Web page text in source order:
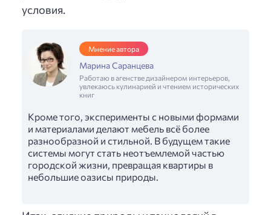
условия.
Мнение автора
Марина Саранцева
Работаю в агенстве дизайнером интерьеров,
увлекаюсь кулинарией и чтением исторических
книг
Кроме того, эксперименты с новыми формами
и материалами делают мебель всё более
разнообразной и стильной. В будущем такие
системы могут стать неотъемлемой частью
городской жизни, превращая квартиры в
небольшие оазисы природы.